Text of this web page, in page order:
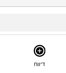
דיווח